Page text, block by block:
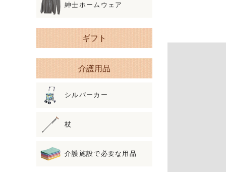
紳士ホームウェア
ギフト
介護用品
シルバーカー
杖
介護施設で必要な用品